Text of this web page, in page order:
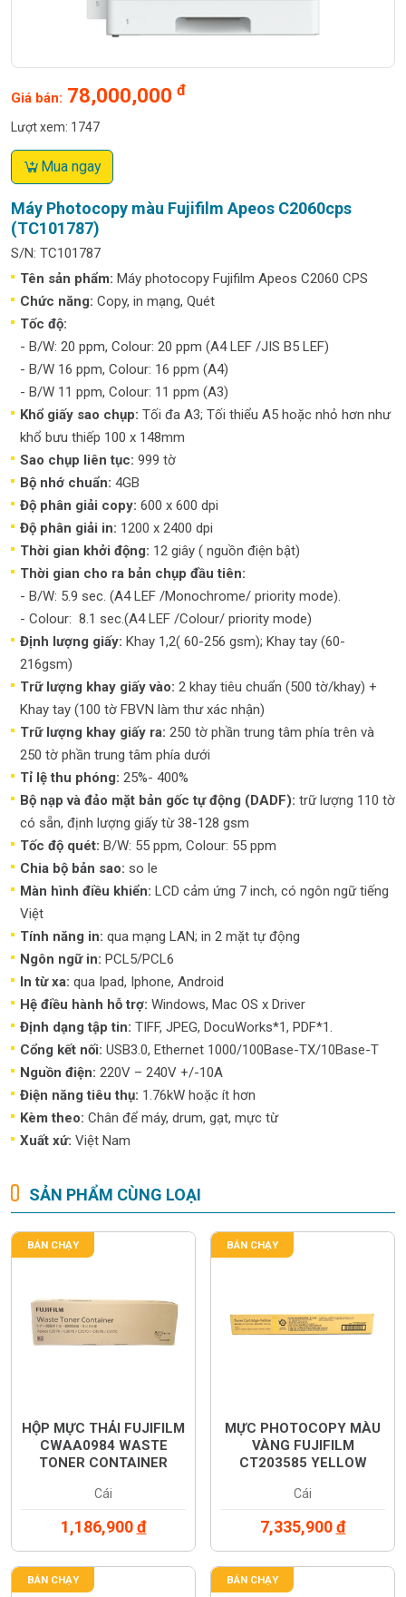
Máy Photocopy màu Fujifilm Apeos C2060cps
(TC101787)
S/N: TC101787
Tên sản phẩm: Máy photocopy Fujifilm Apeos C2060 CPS
Chức năng: Copy, in mạng, Quét
Tốc độ:
- B/W: 20 ppm, Colour: 20 ppm (A4 LEF /JIS B5 LEF)
- B/W 16 ppm, Colour: 16 ppm (A4)
- B/W 11 ppm, Colour: 11 ppm (A3)
Khổ giấy sao chụp: Tối đa A3; Tối thiểu A5 hoặc nhỏ hơn như
khổ bưu thiếp 100 x 148mm
Sao chụp liên tục: 999 tờ
Bộ nhớ chuẩn: 4GB
Độ phân giải copy: 600 x 600 dpi
Độ phân giải in: 1200 x 2400 dpi
Thời gian khởi động: 12 giây ( nguồn điện bật)
Thời gian cho ra bản chụp đầu tiên:
- B/W: 5.9 sec. (A4 LEF /Monochrome/ priority mode).
- Colour: 8.1 sec.(A4 LEF /Colour/ priority mode)
Định lượng giấy: Khay 1,2( 60-256 gsm); Khay tay (60-
216gsm)
Trữ lượng khay giấy vào: 2 khay tiêu chuẩn (500 tờ/khay) +
Khay tay (100 tờ FBVN làm thư xác nhận)
Trữ lượng khay giấy ra: 250 tờ phần trung tâm phía trên và
250 tờ phần trung tâm phía dưới
Tỉ lệ thu phóng: 25%- 400%
Bộ nạp và đảo mặt bản gốc tự động (DADF): trữ lượng 110 tờ
có sẵn, định lượng giấy từ 38-128 gsm
Tốc độ quét: B/W: 55 ppm, Colour: 55 ppm
Chia bộ bản sao: so le
Màn hình điều khiển: LCD cảm ứng 7 inch, có ngôn ngữ tiếng
Việt
Tính năng in: qua mạng LAN; in 2 mặt tự động
Ngôn ngữ in: PCL5/PCL6
In từ xa: qua Ipad, Iphone, Android
Hệ điều hành hỗ trợ: Windows, Mac OS x Driver
Định dạng tập tin: TIFF, JPEG, DocuWorks*1, PDF*1.
Cổng kết nối: USB3.0, Ethernet 1000/100Base-TX/10Base-T
Nguồn điện: 220V – 240V +/-10A
Điện năng tiêu thụ: 1.76kW hoặc ít hơn
Kèm theo: Chân để máy, drum, gạt, mực từ
Xuất xứ: Việt Nam
Giá bán: 78,000,000 đ
Lượt xem: 1747
Mua ngay
SẢN PHẨM CÙNG LOẠI
BÁN CHẠY
HỘP MỰC THẢI FUJIFILM
CWAA0984 WASTE
TONER CONTAINER
Cái
1,186,900đ
BÁN CHẠY
MỰC PHOTOCOPY MÀU
VÀNG FUJIFILM
CT203585 YELLOW
(CT203585)
Cái
7,335,900đ
BÁN CHẠY BÁN CHẠY